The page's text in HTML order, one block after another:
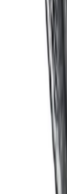
Alla
Alla
Nyinkommet
Fyndhörnan
Vår Butik
Kundservice
Vanliga
Kontakta oss
Retur &
Information